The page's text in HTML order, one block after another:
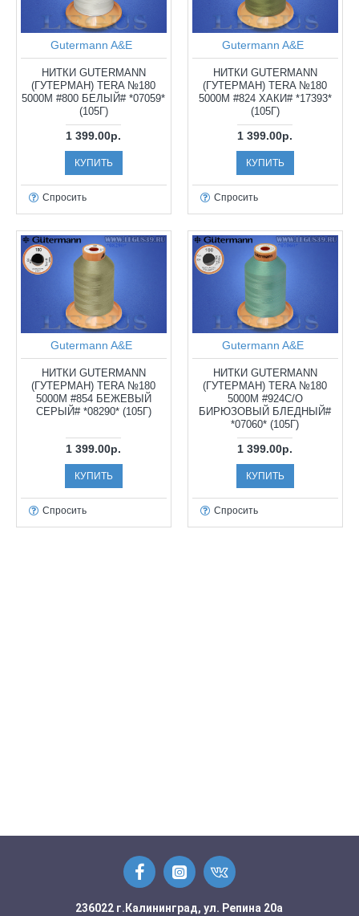
Gutermann A&E
НИТКИ GUTERMANN
(ГУТЕРМАН) TERA №180
5000М #800 БЕЛЫЙ# *07059*
(105Г)
1 399.00р.
КУПИТЬ
Спросить
Gutermann A&E
НИТКИ GUTERMANN
(ГУТЕРМАН) TERA №180
5000М #824 ХАКИ# *17393*
(105Г)
1 399.00р.
КУПИТЬ
Спросить
Gutermann A&E
НИТКИ GUTERMANN
(ГУТЕРМАН) TERA №180
5000М #854 БЕЖЕВЫЙ
СЕРЫЙ# *08290* (105Г)
1 399.00р.
КУПИТЬ
Спросить
Gutermann A&E
НИТКИ GUTERMANN
(ГУТЕРМАН) TERA №180
5000М #924С/О
БИРЮЗОВЫЙ БЛЕДНЫЙ#
*07060* (105Г)
1 399.00р.
КУПИТЬ
Спросить
236022 г.Калининград, ул. Репина 20а